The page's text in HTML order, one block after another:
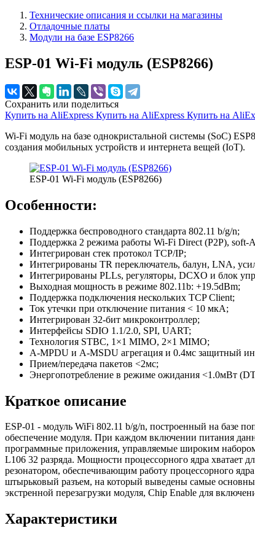
Технические описания и ссылки на магазины
Отладочные платы
Модули на базе ESP8266
ESP-01 Wi-Fi модуль (ESP8266)
Сохранить или поделиться
Купить на AliExpress Купить на AliExpress Купить на
Wi-Fi модуль на базе однокристальной системы (SoC)
создания мобильных устройств и интернета вещей (IoT).
ESP-01 Wi-Fi модуль (ESP8266)
Особенности:
Поддержка беспроводного стандарта 802.11 b/g/n;
Поддержка 2 режима работы Wi-Fi Direct (P2P), soft-
Интегрирован стек протокол TCP/IP;
Интегрированы TR переключатель, балун, LNA,
Интегрированы PLLs, регуляторы, DCXO и блок
Выходная мощность в режиме 802.11b: +19.5dBm;
Поддержка подключения нескольких TCP Client;
Ток утечки при отключение питания < 10 мкА;
Интегрирован 32-бит микроконтроллер;
Интерфейсы SDIO 1.1/2.0, SPI, UART;
Технология STBC, 1×1 MIMO, 2×1 MIMO;
A-MPDU и A-MSDU агрегация и 0.4мс защитный
Прием/передача пакетов <2мс;
Энергопотребление в режиме ожидания <1.0мВт
Краткое описание
ESP-01 - модуль WiFi 802.11 b/g/n, построенный на базе
обеспечение модуля. При каждом включении питания
программные приложения, управляемые широким
L106 32 разряда. Мощности процессорного ядра
резонатором, обеспечивающим работу процессорного
штырьковый разъем, на который выведены самые
экстренной перезагрузки модуля, Chip Enable для
Характеристики